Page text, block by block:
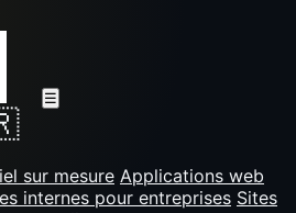
☰
sur mesure Applications web
internes pour entreprises Sites